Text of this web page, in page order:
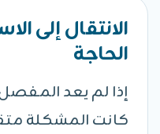
الانتقال إلى
الحاجة
إذا لم يعد
كانت المشكلة